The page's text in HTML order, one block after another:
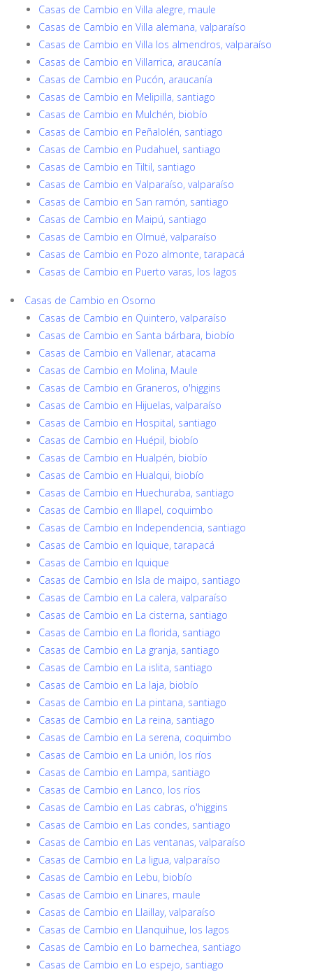
Casas de Cambio en Villa alegre, maule
Casas de Cambio en Villa alemana, valparaíso
Casas de Cambio en Villa los almendros, valparaíso
Casas de Cambio en Villarrica, araucanía
Casas de Cambio en Pucón, araucanía
Casas de Cambio en Melipilla, santiago
Casas de Cambio en Mulchén, biobío
Casas de Cambio en Peñalolén, santiago
Casas de Cambio en Pudahuel, santiago
Casas de Cambio en Tiltil, santiago
Casas de Cambio en Valparaíso, valparaíso
Casas de Cambio en San ramón, santiago
Casas de Cambio en Maipú, santiago
Casas de Cambio en Olmué, valparaíso
Casas de Cambio en Pozo almonte, tarapacá
Casas de Cambio en Puerto varas, los lagos
Casas de Cambio en Osorno
Casas de Cambio en Quintero, valparaíso
Casas de Cambio en Santa bárbara, biobío
Casas de Cambio en Vallenar, atacama
Casas de Cambio en Molina, Maule
Casas de Cambio en Graneros, o'higgins
Casas de Cambio en Hijuelas, valparaíso
Casas de Cambio en Hospital, santiago
Casas de Cambio en Huépil, biobío
Casas de Cambio en Hualpén, biobío
Casas de Cambio en Hualqui, biobío
Casas de Cambio en Huechuraba, santiago
Casas de Cambio en Illapel, coquimbo
Casas de Cambio en Independencia, santiago
Casas de Cambio en Iquique, tarapacá
Casas de Cambio en Iquique
Casas de Cambio en Isla de maipo, santiago
Casas de Cambio en La calera, valparaíso
Casas de Cambio en La cisterna, santiago
Casas de Cambio en La florida, santiago
Casas de Cambio en La granja, santiago
Casas de Cambio en La islita, santiago
Casas de Cambio en La laja, biobío
Casas de Cambio en La pintana, santiago
Casas de Cambio en La reina, santiago
Casas de Cambio en La serena, coquimbo
Casas de Cambio en La unión, los ríos
Casas de Cambio en Lampa, santiago
Casas de Cambio en Lanco, los ríos
Casas de Cambio en Las cabras, o'higgins
Casas de Cambio en Las condes, santiago
Casas de Cambio en Las ventanas, valparaíso
Casas de Cambio en La ligua, valparaíso
Casas de Cambio en Lebu, biobío
Casas de Cambio en Linares, maule
Casas de Cambio en Llaillay, valparaíso
Casas de Cambio en Llanquihue, los lagos
Casas de Cambio en Lo barnechea, santiago
Casas de Cambio en Lo espejo, santiago